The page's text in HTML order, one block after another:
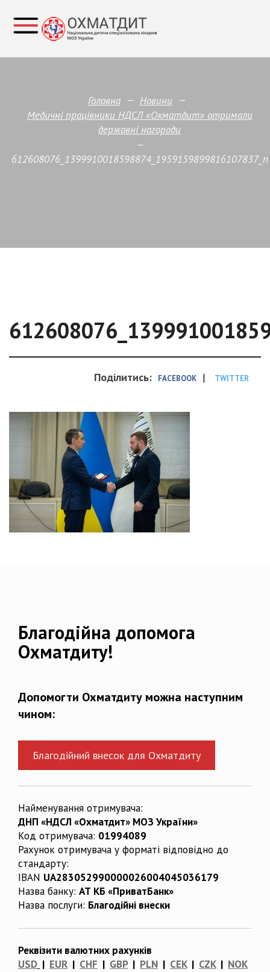
Головна — Новини —
Медичні працівники НДСЛ «Охматдит» отримали
державні нагороди
—
612608076_1399910018598874_1959159899816107837_n
Поділитись: FACEBOOK | TWITTER
Благодійна допомога
Охматдиту!
Допомогти Охматдиту можна наступним
чином:
Благодійний внесок для Охматдиту
Найменування отримувача:
ДНП «НДСЛ «Охматдит» МОЗ України»
Код отримувача: 01994089
Рахунок отримувача у форматі відповідно до
стандарту:
IBAN UA283052990000026004045036179
Назва банку: АТ КБ «ПриватБанк»
Назва послуги: Благодійні внески
Реквізити валютних рахунків
USD | EUR | CHF | GBP| PLN | CEK| CZK| NOK